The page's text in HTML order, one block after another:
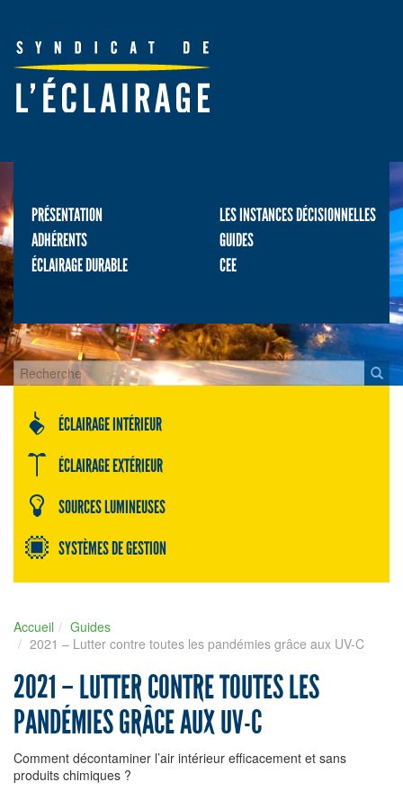
PRÉSENTATION
LES INSTANCES DÉCISIONNELLES
ADHÉRENTS
GUIDES
ÉCLAIRAGE DURABLE
CEE
ÉCLAIRAGE INTÉRIEUR
ÉCLAIRAGE EXTÉRIEUR
SOURCES LUMINEUSES
SYSTÈMES DE GESTION
Accueil
Guides
2021 – Lutter contre toutes les pandémies grâce aux UV-C
2021 – LUTTER CONTRE TOUTES LES
PANDÉMIES GRÂCE AUX UV-C
Comment décontaminer l’air intérieur efficacement et sans
produits chimiques ?